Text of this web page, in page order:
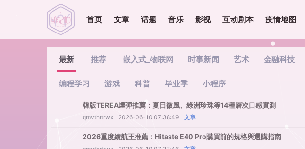
首页 文章 话题 音乐 影视 互动剧本 疫情地图
最新 推荐 嵌入式_物联网 时事新闻 艺术 金融科技
编程学习 游戏 科普 毕业季 小程序
韓版TEREA煙彈推薦：夏日微風、綠洲珍珠等14種層次口感實測
qmvthrtrwx 2026-06-10 07:38:49 文章
2026重度續航王推薦：Hitaste E40 Pro購買前的規格與選購指南